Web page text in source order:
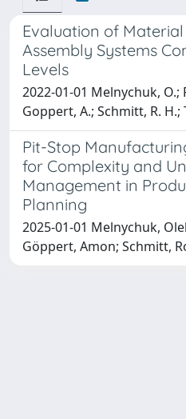
Evaluation of
Assembly Systems
Levels
2022-01-01 Melnychuk, O.;
Goppert, A.; Schmitt, R. H.;
Pit-Stop
for Complexity and
Management in
Planning
2025-01-01 Melnychuk,
Göppert, Amon; Schmitt,